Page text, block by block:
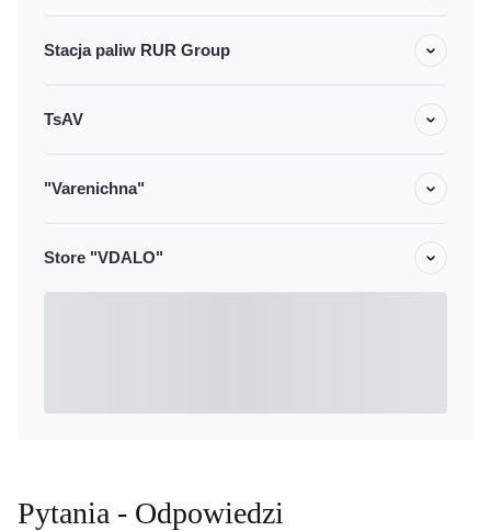
Stacja paliw RUR Group
TsAV
"Varenichna"
Store "VDALO"
Pytania - Odpowiedzi